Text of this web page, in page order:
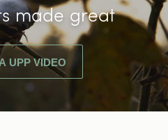
made great
UPP VIDEO